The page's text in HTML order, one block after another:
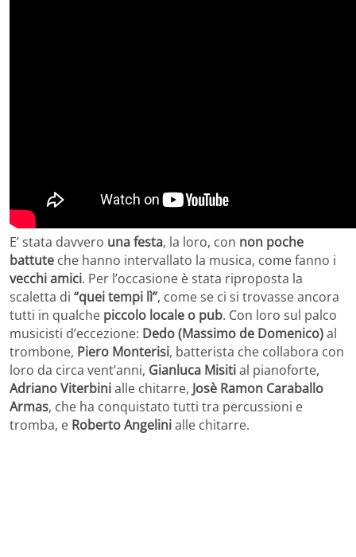
E’ stata davvero una festa, la loro, con non poche
battute che hanno intervallato la musica, come fanno i
vecchi amici. Per l’occasione è stata riproposta la
scaletta di “quei tempi lì”, come se ci si trovasse ancora
tutti in qualche piccolo locale o pub. Con loro sul palco
musicisti d’eccezione: Dedo (Massimo de Domenico)al
trombone, Piero Monterisi, batterista che collabora con
loro da circa vent’anni, Gianluca Misitial pianoforte,
Adriano Viterbinialle chitarre, Josè Ramon Caraballo
Armas, che ha conquistato tutti tra percussioni e
tromba, e Roberto Angelinialle chitarre.